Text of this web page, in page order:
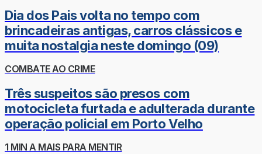
Dia dos Pais volta no tempo com
brincadeiras antigas, carros clássicos e
muita nostalgia neste domingo (09)
COMBATE AO CRIME
Três suspeitos são presos com
motocicleta furtada e adulterada durante
operação policial em Porto Velho
1 MIN A MAIS PARA MENTIR